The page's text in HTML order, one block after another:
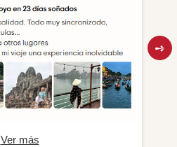
Ver más